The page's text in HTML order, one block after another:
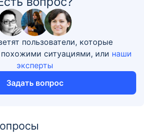
пользователи, которые
похожими ситуациями, или наши
эксперты
Задать вопрос